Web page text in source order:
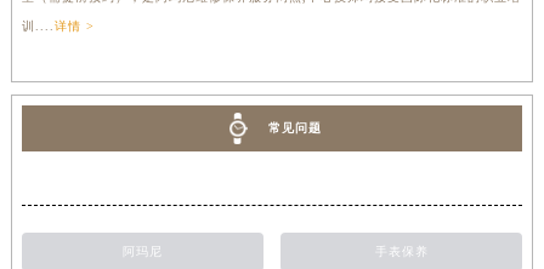
训....详情 >
常见问题
阿玛尼 手表保养